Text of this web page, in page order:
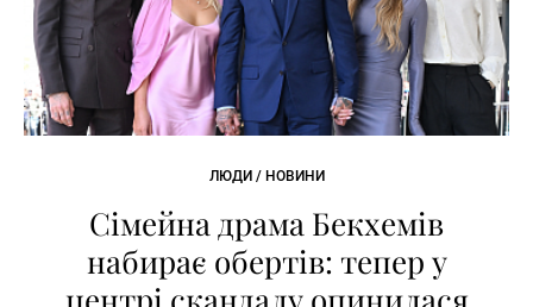
ЛЮДИ / НОВИНИ
Сімейна драма Бекхемів
набирає обертів: тепер у